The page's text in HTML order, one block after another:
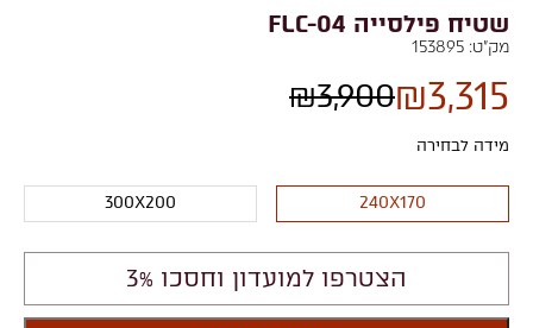
שטיח פילסייה FLC-04
מק"ט: 153895
₪3,900₪3,315
מידה לבחירה
240X170
300X200
הצטרפו למועדון וחסכו 3%